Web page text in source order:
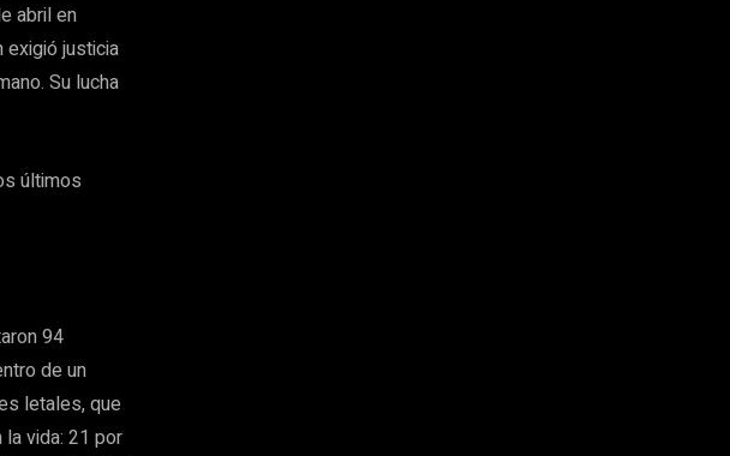
abril en
exigió justicia
Su lucha
últimos
94
de un
letales, que
vida: 21 por